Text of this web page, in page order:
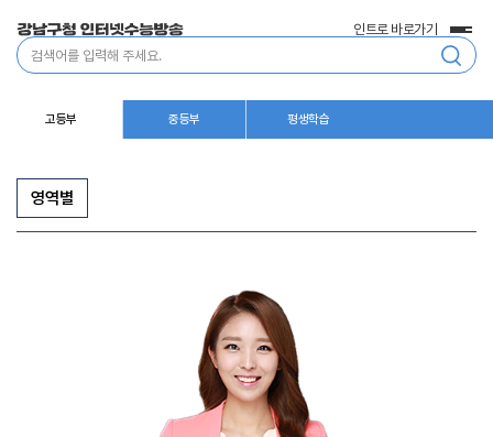
통
합
인트로 바로가기
전
체
메
고등부 중등부 평생학습
영역별